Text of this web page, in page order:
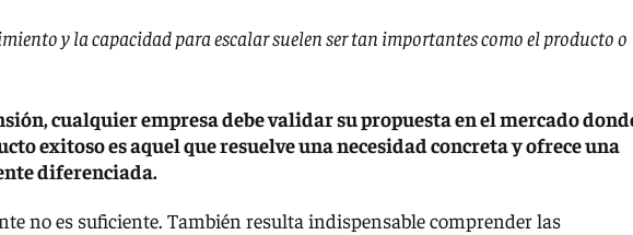
y la capacidad para escalar suelen ser tan importantes como el producto o
cualquier empresa debe validar su propuesta en el mercado
exitoso es aquel que resuelve una necesidad concreta y ofrece una
diferenciada.
no es suficiente. También resulta indispensable comprender las